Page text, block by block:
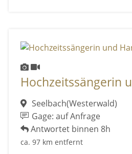
Hochzeitssängerin
Seelbach(Westerwald)
Gage: auf Anfrage
Antwortet binnen 8h
ca. 97 km entfernt